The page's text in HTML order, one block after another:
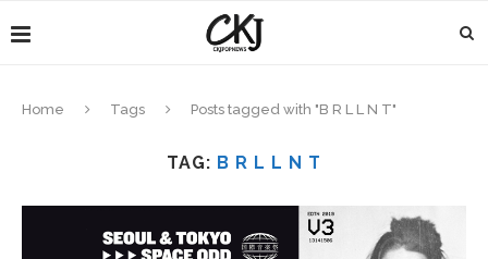
Home Tags Posts tagged with "B R L L N T"
TAG: B R L L N T